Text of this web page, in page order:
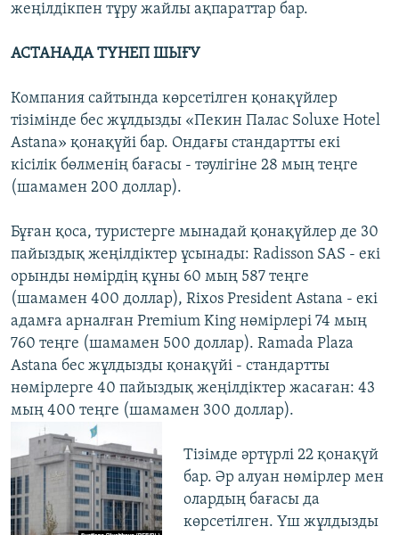
жеңілдікпен тұру жайлы ақпараттар бар.
АСТАНАДА ТҮНЕП ШЫҒУ
Компания сайтында көрсетілген қонақүйлер
тізімінде бес жұлдызды «Пекин Палас Soluxe Hotel
Astana» қонақүйі бар. Ондағы стандартты екі
кісілік бөлменің бағасы - тәулігіне 28 мың теңге
(шамамен 200 доллар).
Бұған қоса, туристерге мынадай қонақүйлер де 30
пайыздық жеңілдіктер ұсынады: Radisson SAS - екі
орынды нөмірдің құны 60 мың 587 теңге
(шамамен 400 доллар), Rixos President Astana - екі
адамға арналған Premium King нөмірлері 74 мың
760 теңге (шамамен 500 доллар). Ramada Plaza
Astana бес жұлдызды қонақүйі - стандартты
нөмірлерге 40 пайыздық жеңілдіктер жасаған: 43
мың 400 теңгe (шамамен 300 доллар).
Тізімде әртүрлі 22 қонақүй
бар. Әр алуан нөмірлер мен
олардың бағасы да
көрсетілген. Үш жұлдызды